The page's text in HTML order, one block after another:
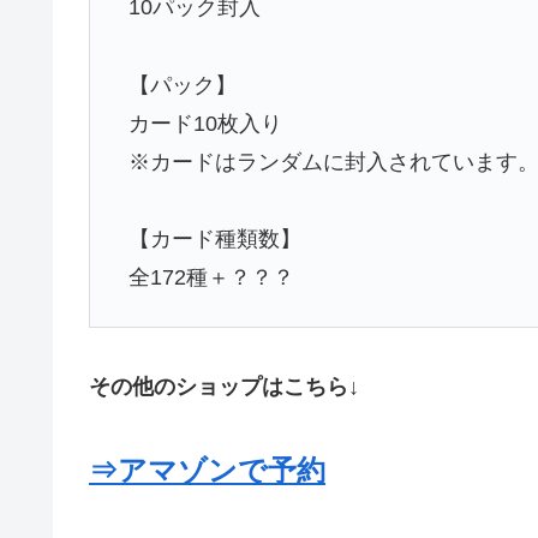
10パック封入
【パック】
カード10枚入り
※カードはランダムに封入されています
【カード種類数】
全172種＋？？？
その他のショップはこちら↓
⇒アマゾンで予約